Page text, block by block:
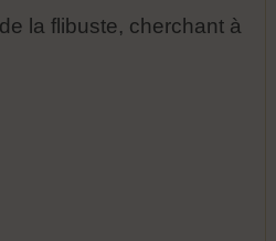
la flibuste, cherchant à